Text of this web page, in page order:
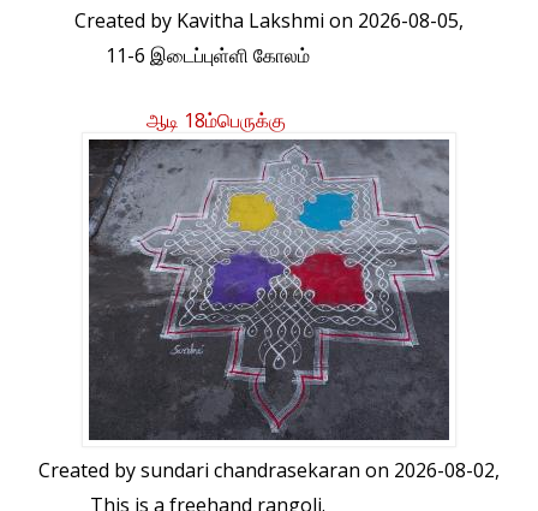
Created by Kavitha Lakshmi on 2026-08-05,
11-6 இடைப்புள்ளி கோலம்
ஆடி 18ம்பெருக்கு
Created bysundari chandrasekaran on 2026-08-02,
This is a freehand rangoli.